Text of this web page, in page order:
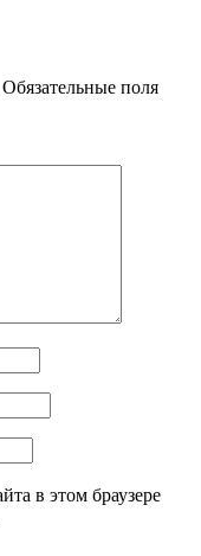
Обязательные поля
в этом браузере